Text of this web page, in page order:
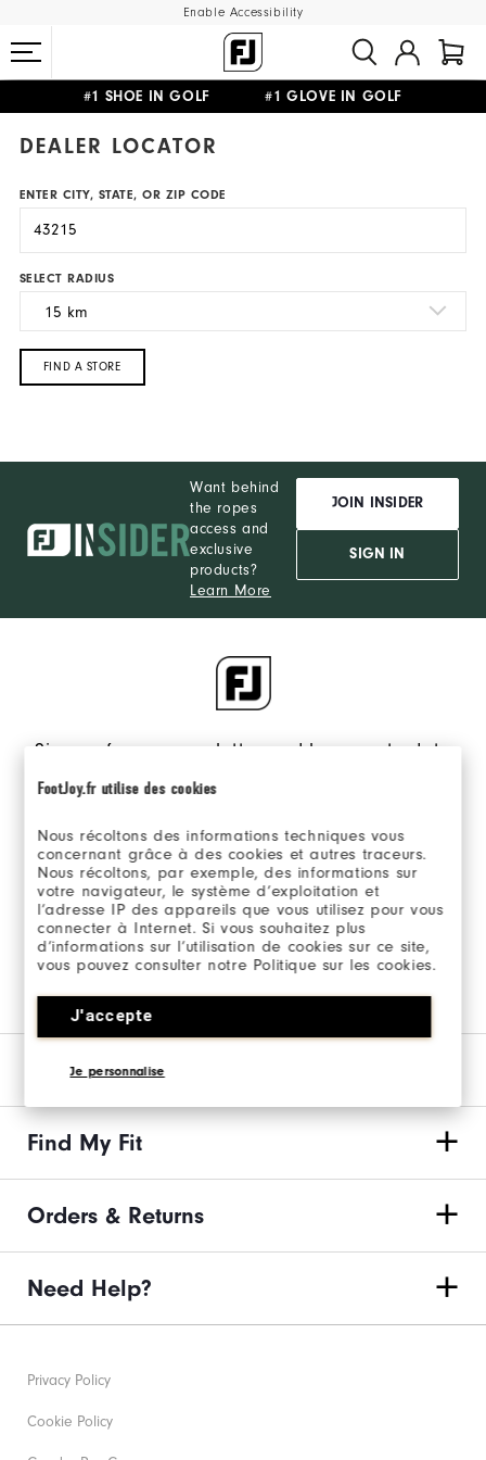
FootJoy.fr utilise des cookies
Nous récoltons des informations techniques vous
concernant grâce à des cookies et autres traceurs.
Nous récoltons, par exemple, des informations sur
votre navigateur, le système d’exploitation et
l’adresse IP des appareils que vous utilisez pour vous
connecter à Internet. Si vous souhaitez plus
d’informations sur l’utilisation de cookies sur ce site,
vous pouvez consulter notre Politique sur les cookies.
J'accepte
Je personnalise
Enable Accessibility
#1 SHOE IN GOLF #1 GLOVE IN GOLF
DEALER LOCATOR
ENTER CITY, STATE, OR ZIP CODE
SELECT RADIUS
FIND A STORE
Want behind
the ropes
access and
exclusive
products?
Learn More
JOIN INSIDER
SIGN IN
Sign up for our newsletter and keep up to date
on the latest from FJ.
Privacy Policy.
Join us on the links
Our Brand
Find My Fit
Orders & Returns
Need Help?
Privacy Policy
Cookie Policy